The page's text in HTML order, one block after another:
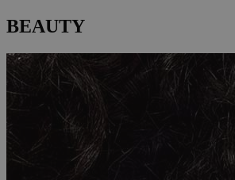
BEAUTY